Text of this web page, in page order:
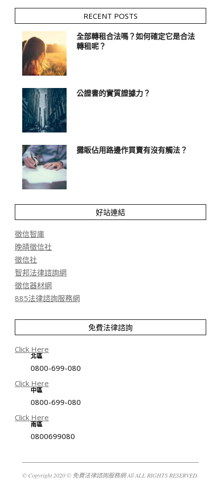
RECENT POSTS
全部轉租合法嗎？如何確定它是合法
轉租呢？
公證書的實質證據力？
攤眅佔用路邊作買賣有沒有觸法？
好站連結
徵信智庫
晚晴徵信社
徵信社
智邦法律諮詢網
徵信器材網
885法律諮詢服務網
免費法律諮詢
Click Here
北區
0800-699-080
Click Here
中區
0800-699-080
Click Here
南區
0800699080
© Copyright 2020 © 免費法律諮詢服務網 All ALL RIGHTS RESERVED.